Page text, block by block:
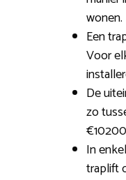
wonen.
Een
Voor
De
zo
In
traplift